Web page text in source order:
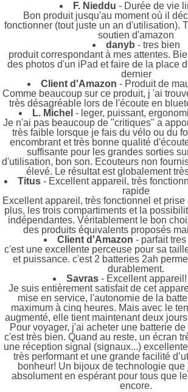
F. Nieddu - Durée de vie
Bon produit jusqu'au moment où il
fonctionner (tout juste un an d'utilisation).
soutien d'amazon
danyb - tres bien
produit correspondant à mes attentes.
des photos d'un iPad et faire de la place
dernier
Client d'Amazon - Produit de
Comme beaucoup sur ce produit, j 'ai
très désagréable lors de l'écoute en
L. Michel - leger, puissant,
Je n'ai pas beaucoup de "critiques" a
très faible lorsque je fais du vélo ou du
encombrant et très bonne qualité
suffisante pour les grandes sorties
d'utilisation, bon son. Ecouteurs non
élevé. Le résultat est globalement
Titus- Excellent appareil, très
rapide
Excellent appareil, très fonctionnel et
plus, les trois compartiments et la
indépendantes. Véritablement le bon
des produits équivalents proposés
Client d'Amazon - parfait
c'est une excellente perceuse pour sa
et puissance. c'est 2 batteries 2ah
durablement.
Savras- Excellent appareil!
Je suis entièrement satisfait de cet
mise en service, l'autonomie de la
maximum à cinq heures. Mais avec le
augmenté, elle tient maintenant deux
Pour voyager, j'ai acheter une batterie
c'est très bien. Quand au reste, un écran
une réception signal (signaux...)
très performant et une grande facilité
bonheur! Un bijoux de technologie
absolument en espérant pour tous que
encore.